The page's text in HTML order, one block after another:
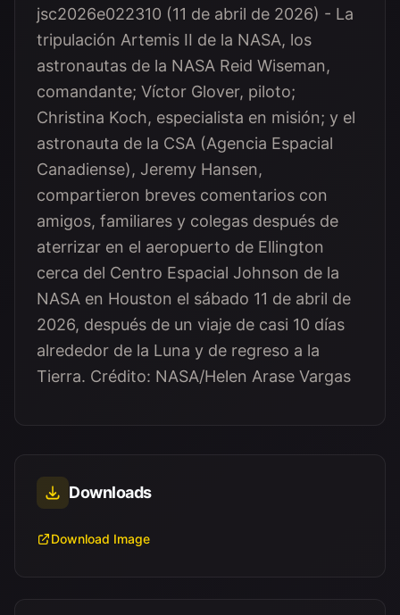
jsc2026e022310 (11 de abril de 2026) - La
tripulación Artemis II de la NASA, los
astronautas de la NASA Reid Wiseman,
comandante; Víctor Glover, piloto;
Christina Koch, especialista en misión; y el
astronauta de la CSA (Agencia Espacial
Canadiense), Jeremy Hansen,
compartieron breves comentarios con
amigos, familiares y colegas después de
aterrizar en el aeropuerto de Ellington
cerca del Centro Espacial Johnson de la
NASA en Houston el sábado 11 de abril de
2026, después de un viaje de casi 10 días
alrededor de la Luna y de regreso a la
Tierra. Crédito: NASA/Helen Arase Vargas
Downloads
Download Image